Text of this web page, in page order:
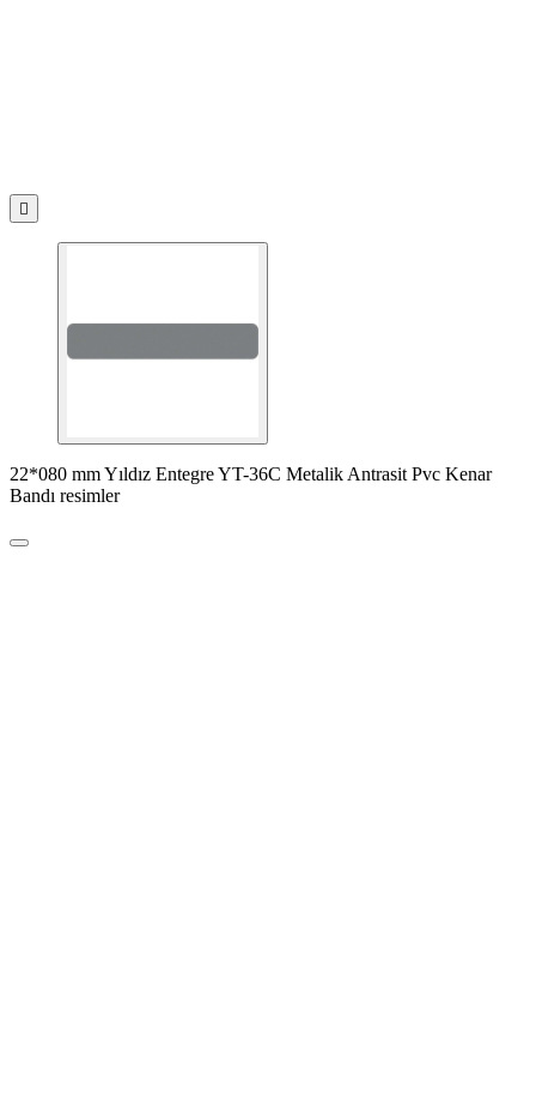

22*080 mm Yıldız Entegre YT-36C Metalik Antrasit Pvc Kenar
Bandı resimler